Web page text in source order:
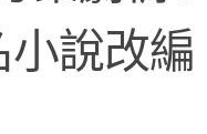
說改編